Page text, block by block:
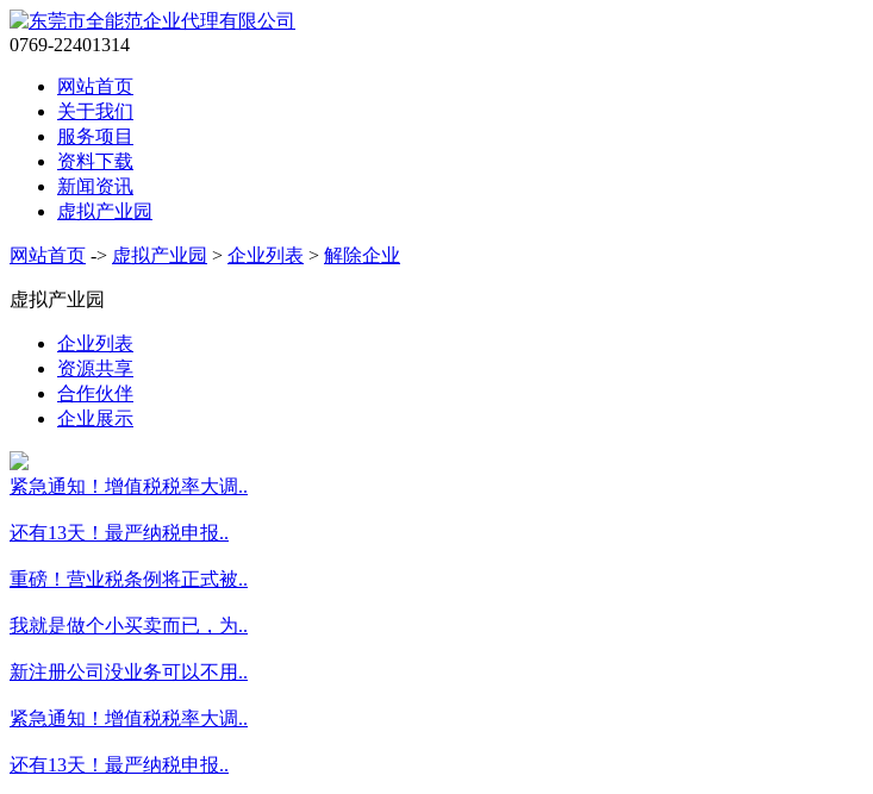
0769-22401314
网站首页
关于我们
服务项目
资料下载
新闻资讯
虚拟产业园
网站首页 -> 虚拟产业园 > 企业列表 > 解除企业
虚拟产业园
企业列表
资源共享
合作伙伴
企业展示
紧急通知！增值税税率大调..
还有13天！最严纳税申报..
重磅！营业税条例将正式被..
我就是做个小买卖而已，为..
新注册公司没业务可以不用..
紧急通知！增值税税率大调..
还有13天！最严纳税申报..